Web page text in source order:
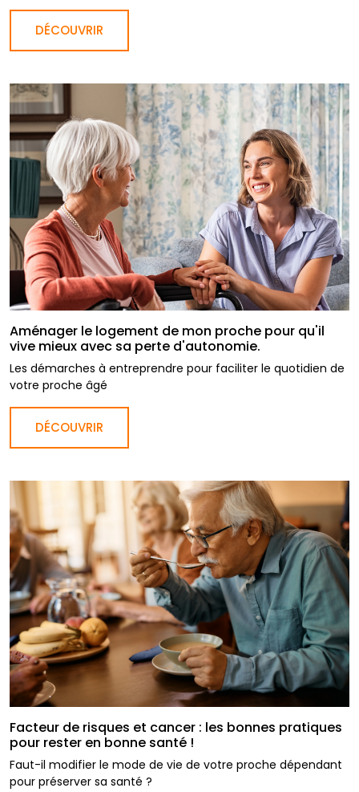
DÉCOUVRIR
Aménager le logement de mon proche pour qu'il
vive mieux avec sa perte d'autonomie.
Les démarches à entreprendre pour faciliter le quotidien de
votre proche âgé
DÉCOUVRIR
Facteur de risques et cancer : les bonnes pratiques
pour rester en bonne santé !
Faut-il modifier le mode de vie de votre proche dépendant
pour préserver sa santé ?